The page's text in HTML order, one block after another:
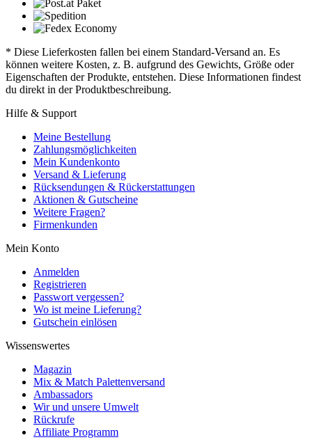
* Diese Lieferkosten fallen bei einem Standard-Versand an. Es
können weitere Kosten, z. B. aufgrund des Gewichts, Größe oder
Eigenschaften der Produkte, entstehen. Diese Informationen findest
du direkt in der Produktbeschreibung.
Hilfe & Support
Meine Bestellung
Zahlungsmöglichkeiten
Mein Kundenkonto
Versand & Lieferung
Rücksendungen & Rückerstattungen
Aktionen & Gutscheine
Weitere Fragen?
Firmenkunden
Mein Konto
Anmelden
Registrieren
Passwort vergessen?
Wo ist meine Lieferung?
Gutschein einlösen
Wissenswertes
Magazin
Mix & Match Palettenversand
Ambassadors
Wir und unsere Umwelt
Rückrufe
Affiliate Programm